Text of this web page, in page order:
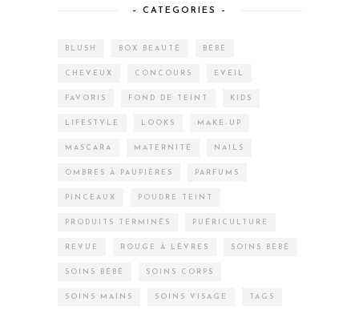
– CATEGORIES –
BLUSH BOX BEAUTÉ BÉBÉ
CHEVEUX CONCOURS EVEIL
FAVORIS FOND DE TEINT KIDS
LIFESTYLE LOOKS MAKE-UP
MASCARA MATERNITÉ NAILS
OMBRES À PAUPIÈRES PARFUMS
PINCEAUX POUDRE TEINT
PRODUITS TERMINÉS PUÉRICULTURE
REVUE ROUGE À LÈVRES SOINS BÉBÉ
SOINS BÉBÉ SOINS CORPS
SOINS MAINS SOINS VISAGE TAGS